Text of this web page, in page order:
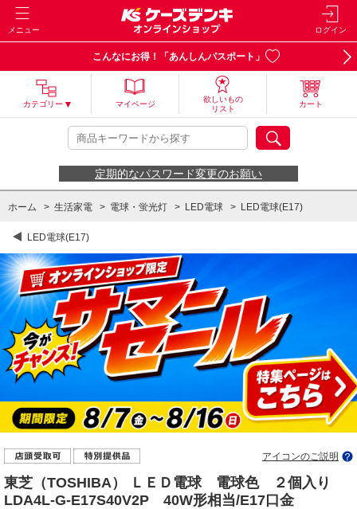
メニュー ログイン
こんなにお得！「あんしんパスポート」
カテゴリー マイページ
欲しいもの
リスト
カート
定期的なパスワード変更のお願い
ホーム > 生活家電 > 電球・蛍光灯 > LED電球 > LED電球(E17)
LED電球(E17)
アイコンのご説明
東芝（TOSHIBA） ＬＥＤ電球 電球色 ２個入り
LDA4L-G-E17S40V2P 40W形相当/E17口金